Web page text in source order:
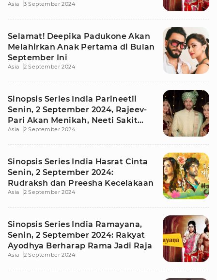
Hutan
Asia 3 September 2024
Selamat! Deepika Padukone Akan
Melahirkan Anak Pertama di Bulan
September Ini
Asia 2 September 2024
Sinopsis Series India Parineetii
Senin, 2 September 2024, Rajeev-
Pari Akan Menikah, Neeti Sakit
Hati
Asia 2 September 2024
Sinopsis Series India Hasrat Cinta
Senin, 2 September 2024:
Rudraksh dan Preesha Kecelakaan
Asia 2 September 2024
Sinopsis Series India Ramayana,
Senin, 2 September 2024: Rakyat
Ayodhya Berharap Rama Jadi Raja
Asia 2 September 2024